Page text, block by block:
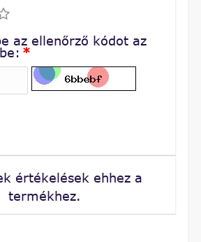
az ellenőrző kódot az
*
értékelések ehhez a
termékhez.